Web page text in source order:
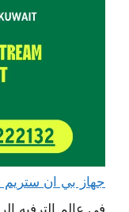
جهاز بي ان ستريم beIN STREAM الكويت مع اشتراك
في عالم الترفيه